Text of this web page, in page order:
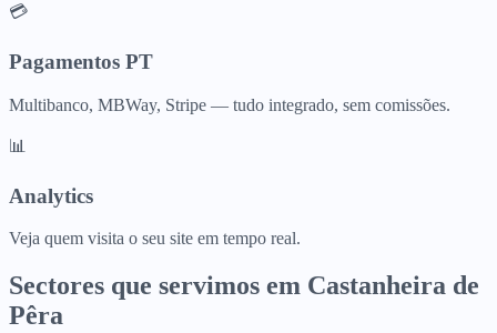
💳
Pagamentos PT
Multibanco, MBWay, Stripe — tudo integrado, sem comissões.
📊
Analytics
Veja quem visita o seu site em tempo real.
Sectores que servimos em Castanheira de
Pêra